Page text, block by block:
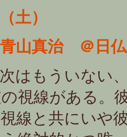
土）
青山真治 ＠日
はもういない
視線がある。
線と共にいや